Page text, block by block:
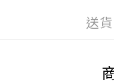
送